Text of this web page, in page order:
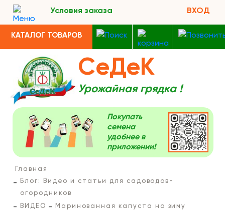
Условия заказа ВХОД
КАТАЛОГ ТОВАРОВ
СеДеК
Урожайная грядка !
Покупать
семена
удобнее в
приложении!
Главная
Блог: Видео и статьи для садоводов-
огородников
ВИДЕО
Маринованная капуста на зиму